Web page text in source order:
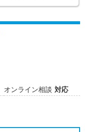
オンライン相談 対応